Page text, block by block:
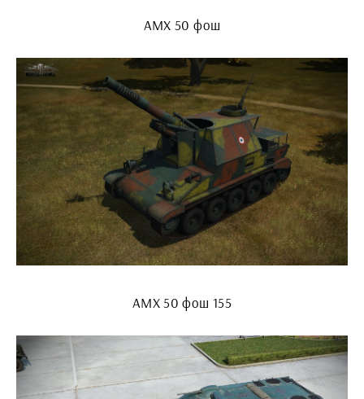
АМХ 50 фош
АМХ 50 фош 155